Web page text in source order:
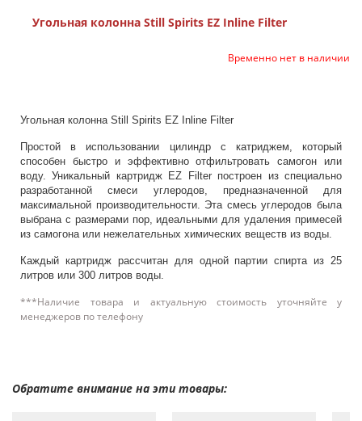
Угольная колонна Still Spirits EZ Inline Filter
Временно нет в наличии
Угольная колонна Still Spirits EZ Inline Filter
Простой в использовании цилиндр с катриджем, который
способен быстро и эффективно отфильтровать самогон или
воду. Уникальный картридж EZ Filter построен из специально
разработанной смеси углеродов, предназначенной для
максимальной производительности. Эта смесь углеродов была
выбрана с размерами пор, идеальными для удаления примесей
из самогона или нежелательных химических веществ из воды.
Каждый картридж рассчитан для одной партии спирта из 25
литров или 300 литров воды.
***Наличие товара и актуальную стоимость уточняйте у
менеджеров по телефону
Обратите внимание на эти товары: